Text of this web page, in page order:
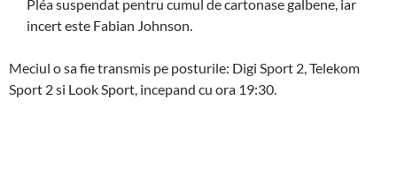
Pléa suspendat pentru cumul de cartonase galbene, iar
incert este Fabian Johnson.
Meciul o sa fie transmis pe posturile: Digi Sport 2, Telekom
Sport 2 si Look Sport, incepand cu ora 19:30.